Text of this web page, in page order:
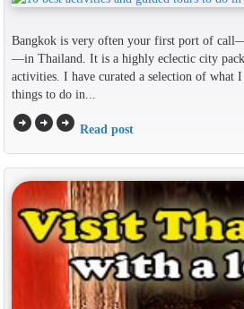
Bangkok is very often your first port of
—in Thailand. It is a highly eclectic city
activities. I have curated a selection of what
things to do in...
arrow_circle_rightarrow_circle_rightarrow_circle_right Read post